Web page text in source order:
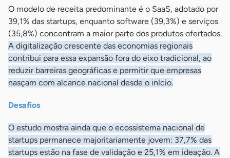
O modelo de receita predominante é o SaaS, adotado por
39,1% das startups, enquanto software (39,3%) e serviços
(35,8%) concentram a maior parte dos produtos ofertados.
A digitalização crescente das economias regionais
contribui para essa expansão fora do eixo tradicional, ao
reduzir barreiras geográficas e permitir que empresas
nasçam com alcance nacional desde o início.
Desafios
O estudo mostra ainda que o ecossistema nacional de
startups permanece majoritariamente jovem: 37,7% das
startups estão na fase de validação e 25,1% em ideação. A